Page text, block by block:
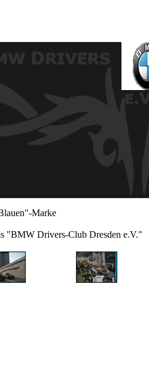
Marke
"BMW Drivers-Club Dresden e.V."